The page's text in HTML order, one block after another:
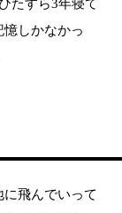
たすら3年寝て
しかなかっ
飛んでいって